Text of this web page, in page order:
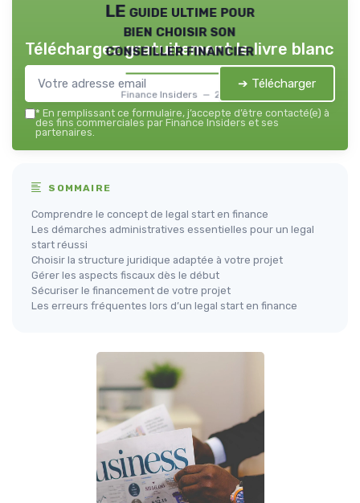
LE guide ultime pour
bien choisir son
conseiller financier
Finance Insiders — 2026
Téléchargez gratuitement le livre blanc
➔ Télécharger
* En remplissant ce formulaire, j’accepte d’être contacté(e) à
des fins commerciales par Finance Insiders et ses
partenaires.
SOMMAIRE
Comprendre le concept de legal start en finance
Les démarches administratives essentielles pour un legal
start réussi
Choisir la structure juridique adaptée à votre projet
Gérer les aspects fiscaux dès le début
Sécuriser le financement de votre projet
Les erreurs fréquentes lors d’un legal start en finance